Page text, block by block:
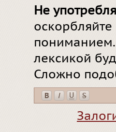
Не
лексикой
Сложно